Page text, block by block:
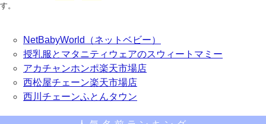
す。
NetBabyWorld（ネットベビー）
授乳服とマタニティウェアのスウィートマミー
アカチャンホンポ楽天市場店
西松屋チェーン楽天市場店
西川チェーンふとんタウン